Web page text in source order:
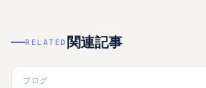
RELATED 関連記事
ブログ